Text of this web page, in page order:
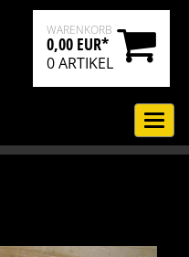
WARENKORB
0,00 EUR*
0ARTIKEL
ein-/